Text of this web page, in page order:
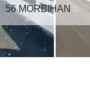
56 MORBIHAN